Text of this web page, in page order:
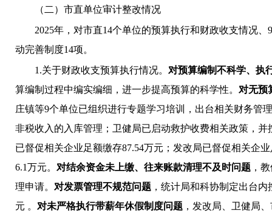
（二）市直单位审计整改情况
2025年，对市直14个单位的预算执行和财政收支情况
动完善制度14项。
1.关于财政收支预算执行情况。 对预算编制不科学、执
算编制过程中编实编细，进一步提高预算的科学性。 对无预
庄镇等9个单位已组织进行专题学习培训，出台相关财务管
非税收入的入库管理；卫健局已启动救护收费相关政策，并
已督促相关企业足额缴存87.54万元；发改局已督促相关企
6.1万元。 对结余资金未上缴、往来账款清理不及时问题 ，
理申请。 对发票管理不规范问题 ，统计局和科协制定出台
元 。 对未严格执行带薪年休假制度问题 ，发改局、卫健局